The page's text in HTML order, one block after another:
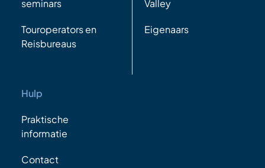
seminars
Touroperators en
Reisbureaus
Valley
Eigenaars
Hulp
Praktische
informatie
Contact